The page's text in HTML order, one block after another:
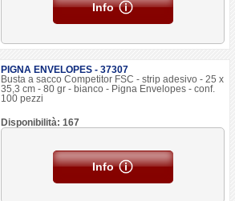
Info
PIGNA ENVELOPES - 37307
Busta a sacco Competitor FSC - strip adesivo - 25 x
35,3 cm - 80 gr - bianco - Pigna Envelopes - conf.
100 pezzi
Disponibilità: 167
Info